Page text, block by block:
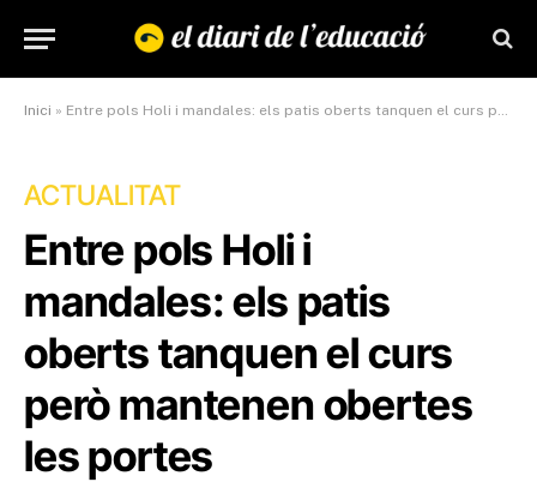
Inici » Entre pols Holi i mandales: els patis oberts tanquen el curs però mantenen obertes les portes
ACTUALITAT
Entre pols Holi i
mandales: els patis
oberts tanquen el curs
però mantenen obertes
les portes